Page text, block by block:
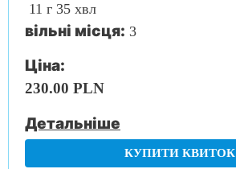
11 г 35 хвл
вільні місця: 3
Ціна:
230.00 PLN
Детальніше
КУПИТИ КВИТОК